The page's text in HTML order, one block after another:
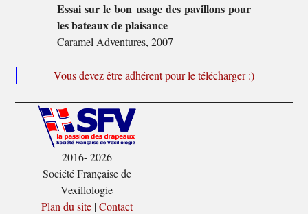
Essai sur le bon usage des pavillons pour
les bateaux de plaisance
Caramel Adventures, 2007
Vous devez être adhérent pour le télécharger :)
2016- 2026
Société Française de
Vexillologie
Plan du site|Contact